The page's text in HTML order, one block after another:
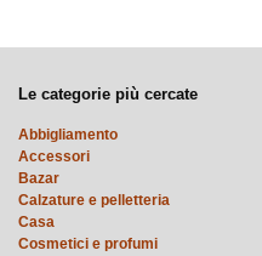
Le categorie più cercate
Abbigliamento
Accessori
Bazar
Calzature e pelletteria
Casa
Cosmetici e profumi